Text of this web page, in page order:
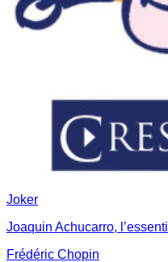
Joker
Joaquin Achucarro,
Frédéric Chopin